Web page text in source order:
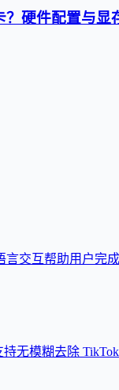
？硬件配置与显
交互帮助用户完成
无模糊去除 TikTok